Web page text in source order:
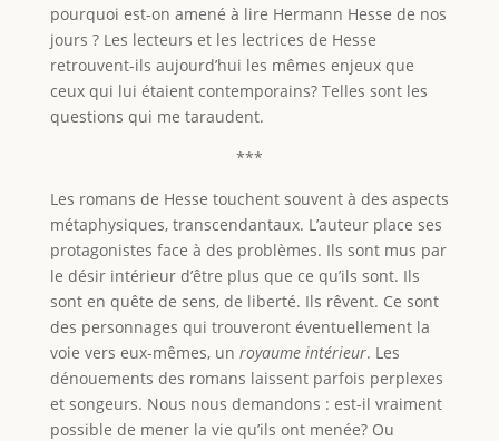
pourquoi est-on amené à lire Hermann Hesse de nos
jours ? Les lecteurs et les lectrices de Hesse
retrouvent-ils aujourd’hui les mêmes enjeux que
ceux qui lui étaient contemporains? Telles sont les
questions qui me taraudent.
***
Les romans de Hesse touchent souvent à des aspects
métaphysiques, transcendantaux. L’auteur place ses
protagonistes face à des problèmes. Ils sont mus par
le désir intérieur d’être plus que ce qu’ils sont. Ils
sont en quête de sens, de liberté. Ils rêvent. Ce sont
des personnages qui trouveront éventuellement la
voie vers eux-mêmes, un royaume intérieur. Les
dénouements des romans laissent parfois perplexes
et songeurs. Nous nous demandons : est-il vraiment
possible de mener la vie qu’ils ont menée? Ou